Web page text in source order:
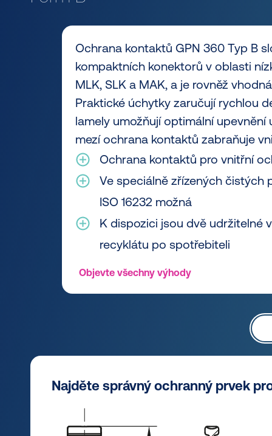
Ochrana kontaktů GPN 360 Typ B
kompaktních konektorů v oblasti
MLK, SLK a MAK, a je rovněž
Praktické úchytky zaručují rychlou
lamely umožňují optimální
mezí ochrana kontaktů zabraňuje
Ochrana kontaktů pro vnitřní
Ve speciálně zřízených čistých
ISO 16232 možná
K dispozici jsou dvě udržitelné
recyklátu po spotřebiteli
Objevte všechny výhody
Najděte správný ochranný prvek